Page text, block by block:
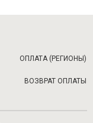
ОПЛАТА (РЕГИОНЫ)
ВОЗВРАТ ОПЛАТЫ